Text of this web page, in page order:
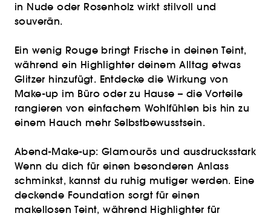
in Nude oder Rosenholz wirkt stilvoll und
souverän.
Ein wenig Rouge bringt Frische in deinen Teint,
während ein Highlighter deinem Alltag etwas
Glitzer hinzufügt. Entdecke die Wirkung von
Make-up im Büro oder zu Hause – die Vorteile
rangieren von einfachem Wohlfühlen bis hin zu
einem Hauch mehr Selbstbewusstsein.
Abend-Make-up: Glamourös und ausdrucksstark
Wenn du dich für einen besonderen Anlass
schminkst, kannst du ruhig mutiger werden. Eine
deckende Foundation sorgt für einen
makellosen Teint, während Highlighter für